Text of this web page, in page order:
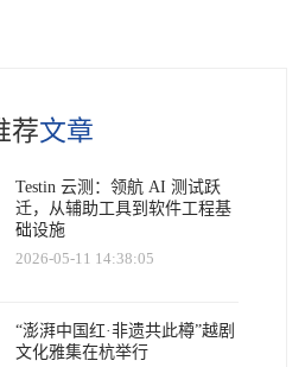
荐文章
Testin 云测：领航 AI 测试跃
迁，从辅助工具到软件工程基
础设施
2026-05-11 14:38:05
“澎湃中国红·非遗共此樽”越剧
文化雅集在杭举行